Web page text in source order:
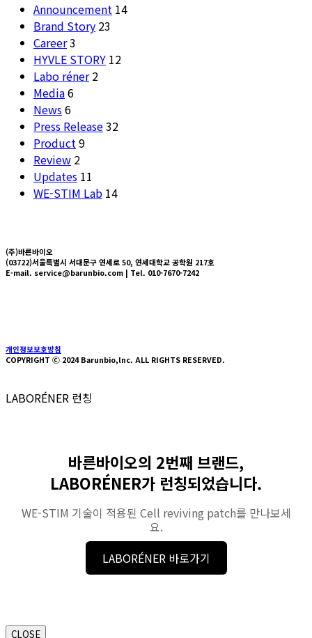
Announcement 14
Brand Story 23
Career3
HYVLE STORY 12
Labo réner 2
Media6
News6
Press Release32
Product9
Review 2
Updates 11
WE-STIM Lab 14
(주)바른바이오
(03722)서울특별시 서대문구 연세로 50, 연세대학교 공학원 217호
E-mail. service@barunbio.com | Tel. 010-7670-7242
개인정보보호방침
COPYRIGHT Ⓒ 2024 Barunbio,lnc. ALL RIGHTS RESERVED.
LABORÉNER 런칭
바른바이오의 2번째 브랜드,
LABORÉNER가 런칭되었습니다.
WE-STIM 기술이 적용된 Cell reviving patch를 만나보세
요.
LABORÉNER 바로가기
CLOSE